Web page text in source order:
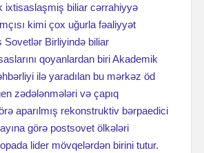
ixtisaslaşmiş biliar cərrahiyyə
kimi çox uğurla fəaliyyət
Sovetlər Birliyində biliar
qoyanlardan biri Akademik
ilə yaradılan bu mərkəz öd
zədələnmələri və çapıq
aparılmış rekonstruktiv bərpaedici
görə postsovet ölkələri
lider mövqelərdən birini tutur.